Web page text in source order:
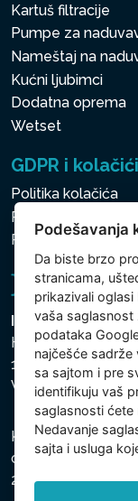
Kartuš filtracije
Pumpe za
Nameštaj na
Kućni ljubimci
Dodatna oprema
Wetset
GDPR i kolačići
Politika kolačića
Politika zaštite
Politika kolačića
Intex Trading,
Hradecká 2526/3
130 00 Praha 3
Vinohrady - Česká
Kompanija je
odeljak C, uložak
26150808,
Podešavanja
Da biste brzo
stranicama,
prikazivali oglasi
vaša
podataka
najčešće sadrže
sa sajtom i pre
identifikuju vaš
saglasnosti
Nedavanje
sajta i usluga